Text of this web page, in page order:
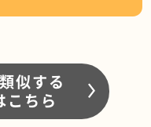
似する
こちら